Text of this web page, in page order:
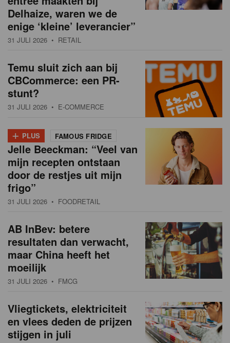
Delhaize, waren we de
enige ‘kleine’ leverancier”
31 JULI 2026 • RETAIL
Temu sluit zich aan bij
CBCommerce: een PR-
stunt?
31 JULI 2026 • E-COMMERCE
+ PLUS FAMOUS FRIDGE
Jelle Beeckman: “Veel van
mijn recepten ontstaan
door de restjes uit mijn
frigo”
31 JULI 2026 • FOODRETAIL
AB InBev: betere
resultaten dan verwacht,
maar China heeft het
moeilijk
31 JULI 2026 • FMCG
Vliegtickets, elektriciteit
en vlees deden de prijzen
stijgen in juli